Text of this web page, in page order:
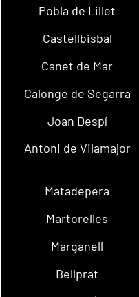
Pobla de Lillet
Castellbisbal
Canet de Mar
Calonge de Segarra
Joan Despí
Antoni de Vilamajor
Matadepera
Martorelles
Marganell
Bellprat